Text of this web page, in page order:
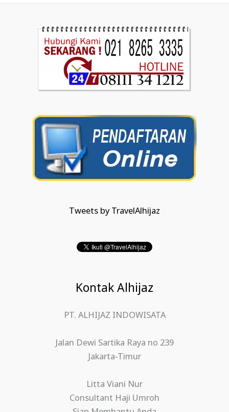
Tweets by TravelAlhijaz
Kontak Alhijaz
PT. ALHIJAZ INDOWISATA
Jalan Dewi Sartika Raya no 239
Jakarta-Timur
Litta Viani Nur
Consultant Haji Umroh